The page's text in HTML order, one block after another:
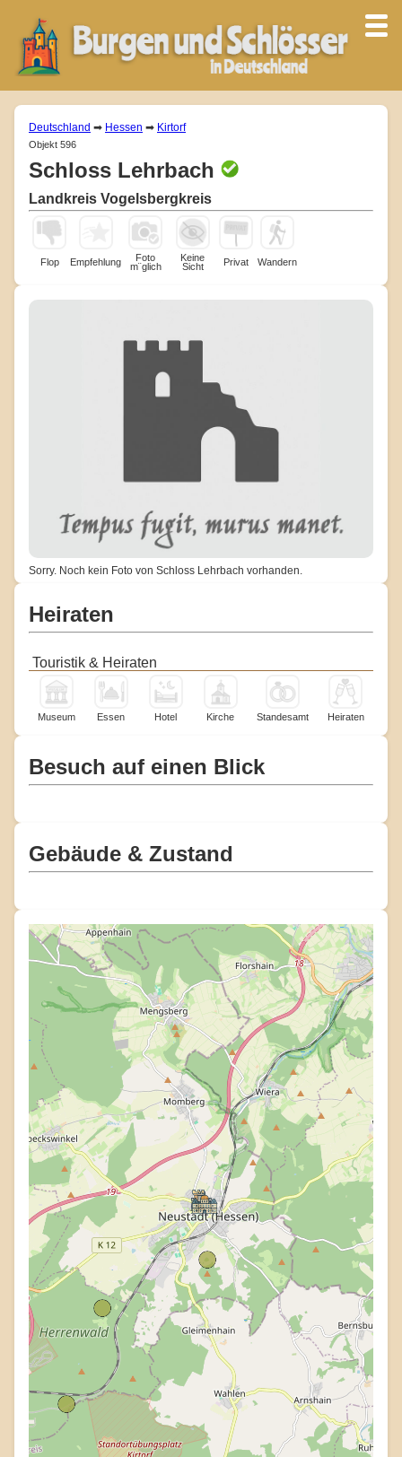
Deutschland ➡ Hessen ➡ Kirtorf
Objekt 596
Schloss Lehrbach
Landkreis Vogelsbergkreis
Flop Empfehlung
Foto
m¨glich
Keine
Sicht
Privat Wandern
Sorry. Noch kein Foto von Schloss Lehrbach vorhanden.
Heiraten
Touristik & Heiraten
Museum Essen Hotel Kirche Standesamt Heiraten
Besuch auf einen Blick
Gebäude & Zustand